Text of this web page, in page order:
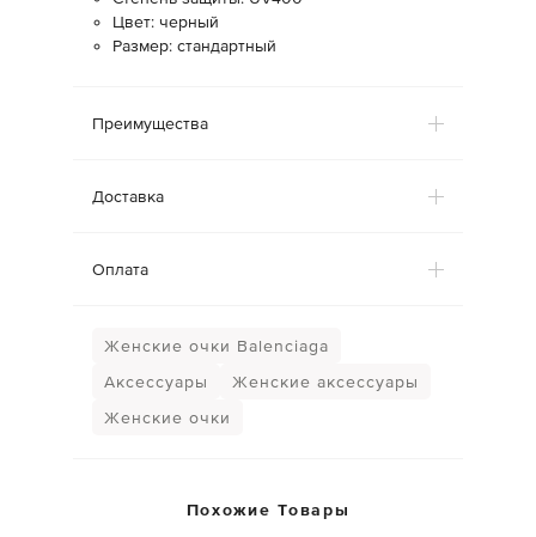
Цвет: черный
Размер: стандартный
Преимущества
Доставка
Оплата
Женские очки Balenciaga
Аксессуары
Женские аксессуары
Женские очки
Похожие Товары